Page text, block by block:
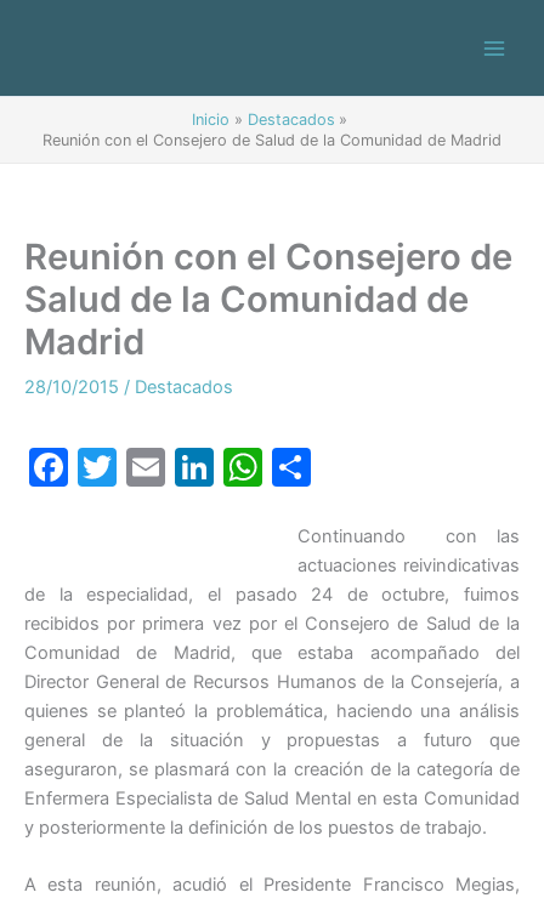
Inicio
Destacados
Reunión con el Consejero de Salud de la Comunidad de Madrid
Reunión con el Consejero de
Salud de la Comunidad de
Madrid
28/10/2015 / Destacados
F
e
b
o
o
k
T
er
E
l
Li
e
dI
n
W
s
A
p
p
m
p
ar
tir
Continuando con las
actuaciones reivindicativas
de la especialidad, el pasado 24 de octubre, fuimos
recibidos por primera vez por el Consejero de Salud de la
Comunidad de Madrid, que estaba acompañado del
Director General de Recursos Humanos de la Consejería, a
quienes se planteó la problemática, haciendo una análisis
general de la situación y propuestas a futuro que
aseguraron, se plasmará con la creación de la categoría de
Enfermera Especialista de Salud Mental en esta Comunidad
y posteriormente la definición de los puestos de trabajo.
A esta reunión, acudió el Presidente Francisco Megias,